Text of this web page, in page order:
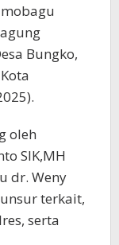
Bungko,
oleh
SIK,MH
dr. Weny
terkait,
serta